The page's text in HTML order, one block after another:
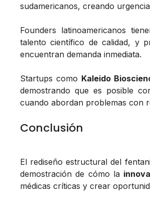
sudamericanos, creando
Founders latinoamericanos
talento científico de calidad, y
encuentran demanda inmediata.
Startups como Kaleido
demostrando que es posible
cuando abordan problemas con
Conclusión
El rediseño estructural del
demostración de cómo la
médicas críticas y crear